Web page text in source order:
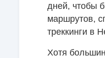
дней, чтобы
маршрутов,
треккинги в
Хотя